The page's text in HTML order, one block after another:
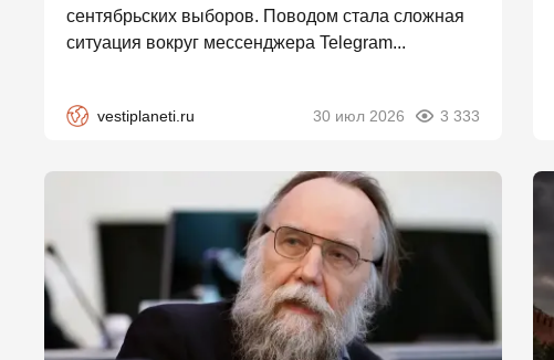
сентябрьских выборов. Поводом стала сложная
ситуация вокруг мессенджера Telegram...
vestiplaneti.ru 30 июл 2026 3 333